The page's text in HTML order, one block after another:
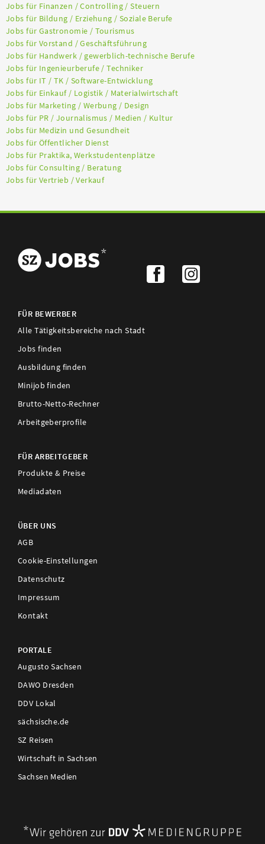
Jobs für Finanzen / Controlling / Steuern
Jobs für Bildung / Erziehung / Soziale Berufe
Jobs für Gastronomie / Tourismus
Jobs für Vorstand / Geschäftsführung
Jobs für Handwerk / gewerblich-technische Berufe
Jobs für Ingenieurberufe / Techniker
Jobs für IT / TK / Software-Entwicklung
Jobs für Einkauf / Logistik / Materialwirtschaft
Jobs für Marketing / Werbung / Design
Jobs für PR / Journalismus / Medien / Kultur
Jobs für Medizin und Gesundheit
Jobs für Öffentlicher Dienst
Jobs für Praktika, Werkstudentenplätze
Jobs für Consulting / Beratung
Jobs für Vertrieb / Verkauf
FÜR BEWERBER
Alle Tätigkeitsbereiche nach Stadt
Jobs finden
Ausbildung finden
Minijob finden
Brutto-Netto-Rechner
Arbeitgeberprofile
FÜR ARBEITGEBER
Produkte & Preise
Mediadaten
ÜBER UNS
AGB
Cookie-Einstellungen
Datenschutz
Impressum
Kontakt
PORTALE
Augusto Sachsen
DAWO Dresden
DDV Lokal
sächsische.de
SZ Reisen
Wirtschaft in Sachsen
Sachsen Medien